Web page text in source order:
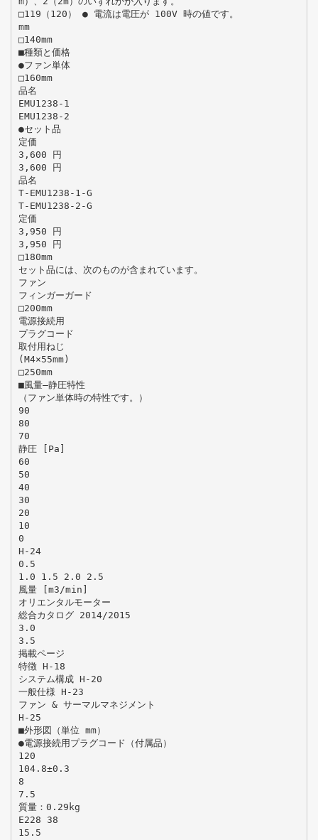
□119（120） ● 電流は電圧が 100V 時の値です。
mm
□140mm
■種類と価格
●ファン単体
□160mm
品名
EMU1238-1
EMU1238-2
●セット品
定価
3,600 円
3,600 円
品名
T-EMU1238-1-G
T-EMU1238-2-G
定価
3,950 円
3,950 円
□180mm
セット品には、次のものが含まれています。
ファン
フィンガーガード
□200mm
電源接続用
プラグコード
取付用ねじ
(M4×55mm)
□250mm
■風量―静圧特性
（ファン単体時の特性です。）
90
80
70
静圧 [Pa]
60
50
40
30
20
10
0
H-24
0.5
1.0 1.5 2.0 2.5
風量 [m3/min]
オリエンタルモーター
総合カタログ 2014/2015
3.0
3.5
掲載ページ
特徴 H-18
システム構成 H-20
一般仕様 H-23
ファン & サーマルマネジメント
H-25
■外形図（単位 mm）
●電源接続用プラグコード（付属品）
120
104.8±0.3
8
7.5
質量：0.29kg
E228 38
15.5